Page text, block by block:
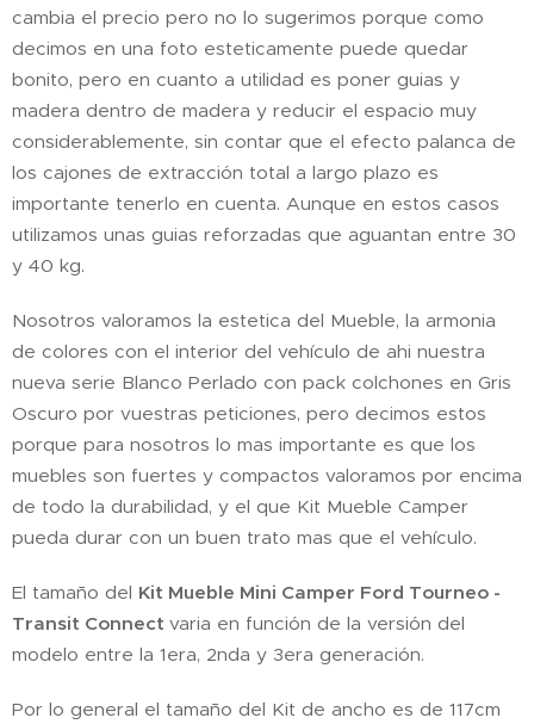
cambia el precio pero no lo sugerimos porque como
decimos en una foto esteticamente puede quedar
bonito, pero en cuanto a utilidad es poner guias y
madera dentro de madera y reducir el espacio muy
considerablemente, sin contar que el efecto palanca de
los cajones de extracción total a largo plazo es
importante tenerlo en cuenta. Aunque en estos casos
utilizamos unas guias reforzadas que aguantan entre 30
y 40 kg.
Nosotros valoramos la estetica del Mueble, la armonia
de colores con el interior del vehículo de ahi nuestra
nueva serie Blanco Perlado con pack colchones en Gris
Oscuro por vuestras peticiones, pero decimos estos
porque para nosotros lo mas importante es que los
muebles son fuertes y compactos valoramos por encima
de todo la durabilidad, y el que Kit Mueble Camper
pueda durar con un buen trato mas que el vehículo.
El tamaño del Kit Mueble Mini Camper Ford Tourneo -
Transit Connect varia en función de la versión del
modelo entre la 1era, 2nda y 3era generación.
Por lo general el tamaño del Kit de ancho es de 117cm